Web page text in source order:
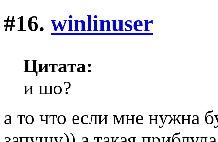
#16. winlinuser
Цитата:
и шо?
а то что если мне нужна